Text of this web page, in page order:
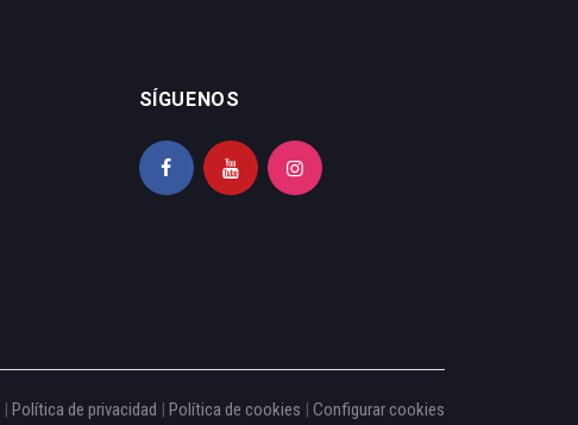
SÍGUENOS
| Política de privacidad | Política de cookies | Configurar cookies